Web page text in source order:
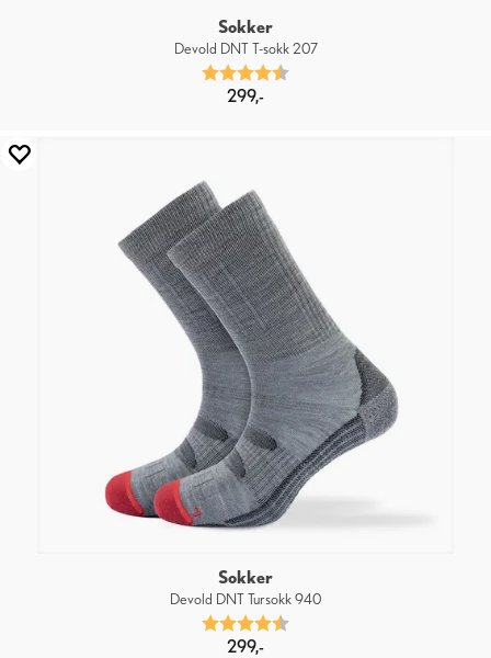
Sokker
Devold DNT T-sokk 207
Karakter:
299,-
Sokker
Devold DNT Tursokk 940
Karakter:
299,-